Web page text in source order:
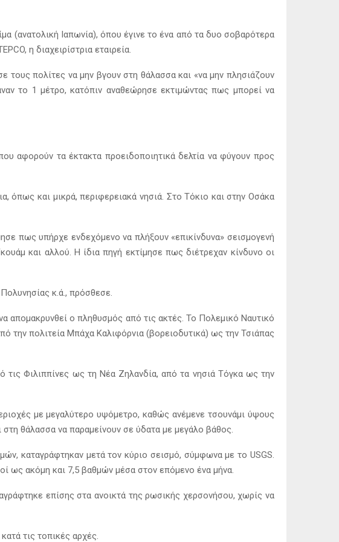
(ανατολική Ιαπωνία), όπου έγινε το ένα από τα δυο σοβαρότερα
η διαχειρίστρια εταιρεία.
τους πολίτες να μην βγουν στη θάλασσα και «να μην πλησιάζουν
το 1 μέτρο, κατόπιν αναθεώρησε εκτιμώντας πως μπορεί να
αφορούν τα έκτακτα προειδοποιητικά δελτία να φύγουν προς
όπως και μικρά, περιφερειακά νησιά. Στο Τόκιο και στην Οσάκα
πως υπήρχε ενδεχόμενο να πλήξουν «επικίνδυνα» σεισμογενή
και αλλού. Η ίδια πηγή εκτίμησε πως διέτρεχαν κίνδυνο οι
κ.ά., πρόσθεσε.
απομακρυνθεί ο πληθυσμός από τις ακτές. Το Πολεμικό Ναυτικό
την πολιτεία Μπάχα Καλιφόρνια (βορειοδυτικά) ως την Τσιάπας
τις Φιλιππίνες ως τη Νέα Ζηλανδία, από τα νησιά Τόγκα ως την
με μεγαλύτερο υψόμετρο, καθώς ανέμενε τσουνάμι ύψους
θάλασσα να παραμείνουν σε ύδατα με μεγάλο βάθος.
καταγράφτηκαν μετά τον κύριο σεισμό, σύμφωνα με το USGS.
ως ακόμη και 7,5 βαθμών μέσα στον επόμενο ένα μήνα.
επίσης στα ανοικτά της ρωσικής χερσονήσου, χωρίς να
τις τοπικές αρχές.